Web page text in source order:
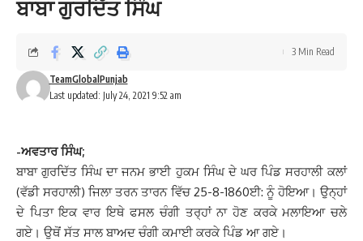
ਬਾਬਾ ਗੁਰਦਿੱਤ ਸਿੰਘ
Last updated: July 24, 2021 9:52 am
TeamGlobalPunjab
3 Min Read
-ਅਵਤਾਰ ਸਿੰਘ;
ਬਾਬਾ ਗੁਰਦਿੱਤ ਸਿੰਘ ਦਾ ਜਨਮ ਭਾਈ ਹੁਕਮ ਸਿੰਘ ਦੇ ਘਰ ਪਿੰਡ ਸਰਹਾਲੀ ਕਲਾਂ
(ਵੱਡੀ ਸਰਹਾਲੀ) ਜਿਲਾ ਤਰਨ ਤਾਰਨ ਵਿੱਚ 25-8-1860ਈ: ਨੂੰ ਹੋਇਆ। ਉਨ੍ਹਾਂ
ਦੇ ਪਿਤਾ ਇਕ ਵਾਰ ਇਥੇ ਫਸਲ ਚੰਗੀ ਤਰ੍ਹਾਂ ਨਾ ਹੋਣ ਕਰਕੇ ਮਲਾਇਆ ਚਲੇ
ਗਏ। ਉਥੋਂ ਸੱਤ ਸਾਲ ਬਾਅਦ ਚੰਗੀ ਕਮਾਈ ਕਰਕੇ ਪਿੰਡ ਆ ਗਏ।